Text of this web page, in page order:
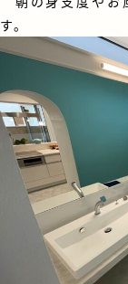
す。